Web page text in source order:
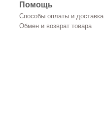
Помощь
Способы оплаты и доставка
Обмен и возврат товара